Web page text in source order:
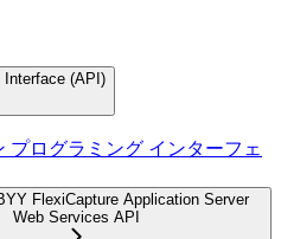
Interface (API)
プログラミング インターフェ
FlexiCapture Application Server
Web Services API